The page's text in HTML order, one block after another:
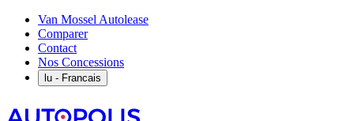
Van Mossel Autolease
Comparer
Contact
Nos Concessions
lu - Francais